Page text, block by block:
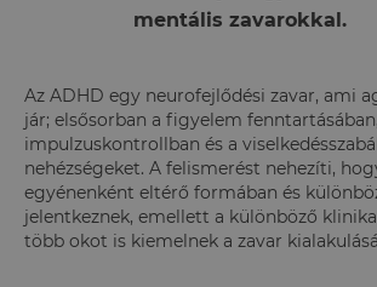
mentális zavarokkal.
Az ADHD egy neurofejlődési zavar, ami
jár; elsősorban a figyelem
impulzuskontrollban és a
nehézségeket. A felismerést nehezíti,
egyénenként eltérő formában és
jelentkeznek, emellett a különböző
több okot is kiemelnek a zavar